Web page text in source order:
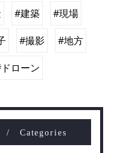
#建築 #現場
#撮影 #地方
ローン
Categories